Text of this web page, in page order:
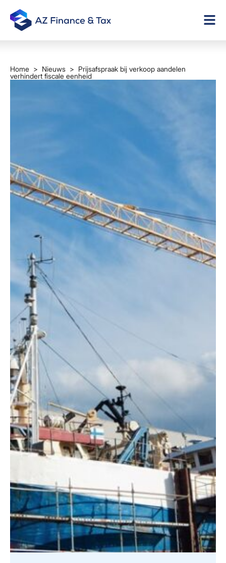
Home > Nieuws > Prijsafspraak bij verkoop aandelen
verhindert fiscale eenheid